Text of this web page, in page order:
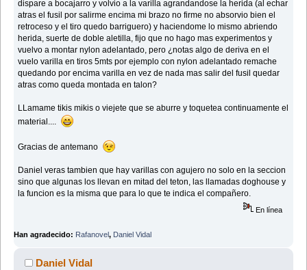
dispare a bocajarro y volvio a la varilla agrandandose la herida (al echar
atras el fusil por salirme encima mi brazo no firme no absorvio bien el
retroceso y el tiro quedo barriguero) y haciendome lo mismo abriendo
herida, suerte de doble aletilla, fijo que no hago mas experimentos y
vuelvo a montar nylon adelantado, pero ¿notas algo de deriva en el
vuelo varilla en tiros 5mts por ejemplo con nylon adelantado remache
quedando por encima varilla en vez de nada mas salir del fusil quedar
atras como queda montada en talon?
LLamame tikis mikis o viejete que se aburre y toquetea continuamente el
material....
Gracias de antemano
Daniel veras tambien que hay varillas con agujero no solo en la seccion
sino que algunas los llevan en mitad del teton, las llamadas doghouse y
la funcion es la misma que para lo que te indica el compañero.
En línea
Han agradecido: Rafanovel, Daniel Vidal
Daniel Vidal